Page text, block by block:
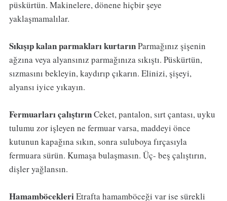
püskürtün. Makinelere, dönene hiçbir şeye
yaklaşmamalılar.
Sıkışıp kalan parmakları kurtarınParmağınız şişenin
ağzına veya alyansınız parmağınıza sıkıştı. Püskürtün,
sızmasını bekleyin, kaydırıp çıkarın. Elinizi, şişeyi,
alyansı iyice yıkayın.
Fermuarları çalıştırınCeket, pantalon, sırt çantası, uyku
tulumu zor işleyen ne fermuar varsa, maddeyi önce
kutunun kapağına sıkın, sonra suluboya fırçasıyla
fermuara sürün. Kumaşa bulaşmasın. Üç- beş çalıştırın,
dişler yağlansın.
HamamböcekleriEtrafta hamamböceği var ise sürekli